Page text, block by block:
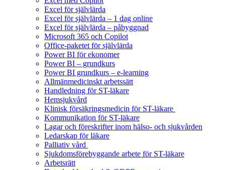
Excel för självlärda
Excel för självlärda – 1 dag online
Excel för självlärda – påbyggnad
Microsoft 365 och Copilot
Office-paketet för självlärda
Power BI för ekonomer
Power BI – grundkurs
Power BI grundkurs – e-learning
Allmänmedicinskt arbetssätt
Handledning för ST-läkare
Hemsjukvård
Klinisk försäkringsmedicin för ST-läkare
Kommunikation för ST-läkare
Lagar och föreskrifter inom hälso- och sjukvården
Ledarskap för läkare
Palliativ vård
Sjukdomsförebyggande arbete för ST-läkare
Arbetsrätt